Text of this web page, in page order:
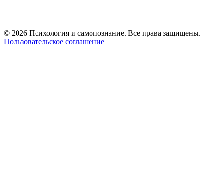
© 2026 Психология и самопознание. Все права защищены.
Пользовательское соглашение